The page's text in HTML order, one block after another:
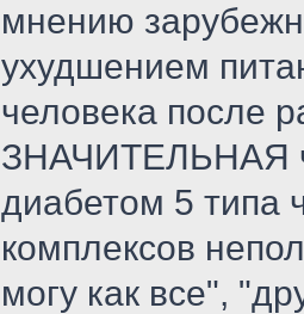
мнению
ухудшением
человека после
ЗНАЧИТЕЛЬНАЯ
диабетом 5 типа
комплексов
могу как все",